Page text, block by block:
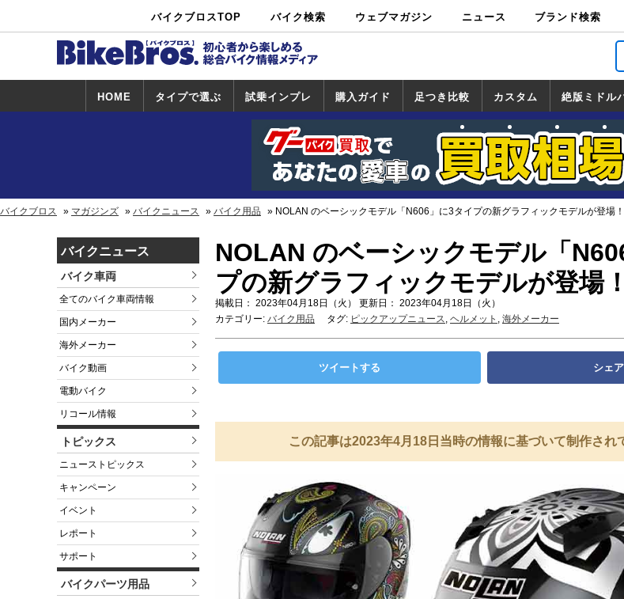
バイクブロスTOP バイク検索
中古バイ
ク・新車検
カタログ検
索
ショップ検
索
ウェブマガジン ニュース ブランド検索
HOME タイプで選ぶ 試乗インプレ
試乗インプレ
一覧
ホンダ
ヤマハ
スズキ
カワサキ
ハーレー
BMW
トライアンフ
ドゥカティ
購入ガイド
一覧
足つき比較 カスタム
カスタム
一覧
ホンダ
ヤマハ
スズキ
カワサキ
絶版ミドル
絶版ミドル
一覧
ホンダ
ヤマハ
スズキ
カワサキ
道の駅調査隊
ツーリング情報局
日本の道50選
国道めぐり
林道ツーリング
バイクブロス マガジンズ バイクニュース バイク用品 NOLAN のベーシックモデル「N606」に3タイプの新グラフィックモデルが登場！
バイクニュース
バイク車両
全てのバイク車両情報
国内メーカー
海外メーカー
バイク動画
電動バイク
リコール情報
トピックス
ニューストピックス
キャンペーン
イベント
レポート
サポート
バイクパーツ用品
NOLAN のベーシックモデル「
プの新グラフィックモデルが登場！
掲載日： 2023年04月18日（火） 更新日： 2023年04月18日（火）
カテゴリー: バイク用品 タグ: ピックアップニュース, ヘルメット , 海外メーカー
ツイートする シェ
この記事は2023年4月18日当時の情報に基づいて制作され